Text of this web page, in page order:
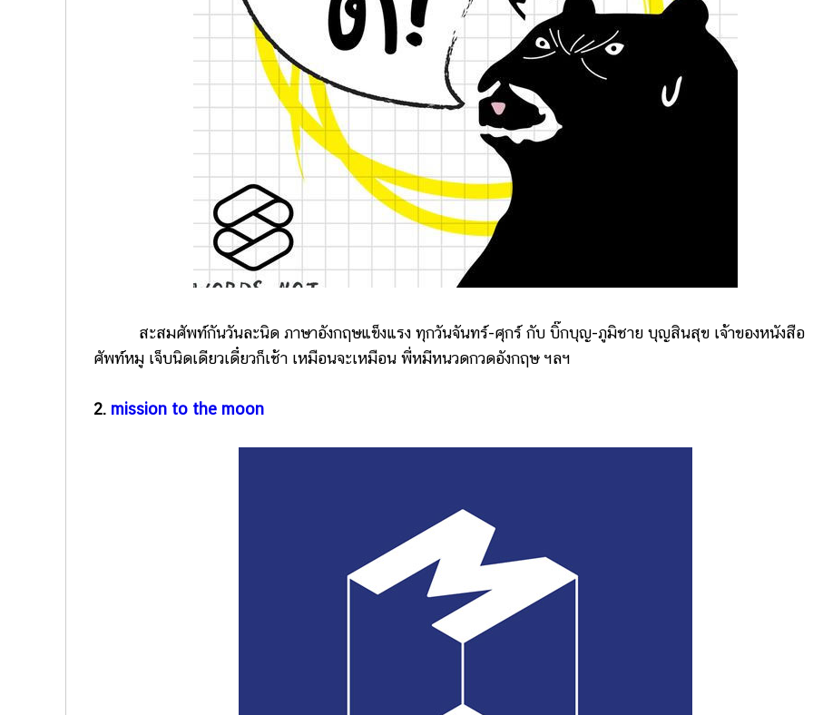
สะสมศัพท์กันวันละนิด ภาษาอังกฤษแข็งแรง ทุกวันจันทร์-ศุกร์ กับ บิ๊กบุญ-ภูมิชาย บุญสินสุข เจ้าของหนังสือ
ศัพท์หมู เจ็บนิดเดียวเดี๋ยวก็เช้า เหมือนจะเหมือน พี่หมีหนวดกวดอังกฤษ ฯลฯ
2. mission to the moon